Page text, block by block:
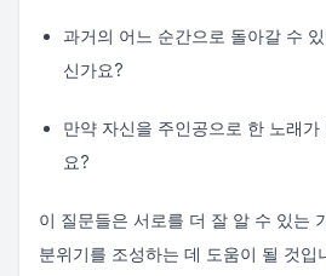
과거의 어느 순간으로 돌아갈 수
신가요?
만약 자신을 주인공으로 한 노래
요?
이 질문들은 서로를 더 잘 알 수 있는
분위기를 조성하는 데 도움이 될 것입